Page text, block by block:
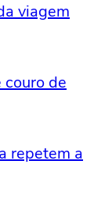
viagem
couro de
repetem a